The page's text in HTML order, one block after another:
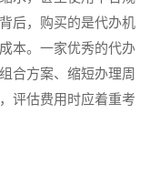
后，购买的是代办机
本。一家优秀的代办
合方案、缩短办理周
评估费用时应着重考